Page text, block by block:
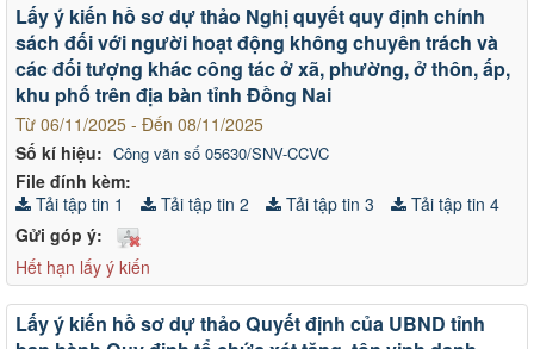
Số kí hiệu: Công văn số 05630/SNV-CCVC
Lấy ý kiến hồ sơ dự thảo Nghị quyết quy định chính
sách đối với người hoạt động không chuyên trách và
các đối tượng khác công tác ở xã, phường, ở thôn, ấp,
khu phố trên địa bàn tỉnh Đồng Nai
Từ 06/11/2025 - Đến 08/11/2025
File đính kèm:
Tải tập tin 1
Tải tập tin 2 Tải tập tin 3
Tải tập tin 4
Gửi góp ý:
Hết hạn lấy ý kiến
Lấy ý kiến hồ sơ dự thảo Quyết định của UBND tỉnh